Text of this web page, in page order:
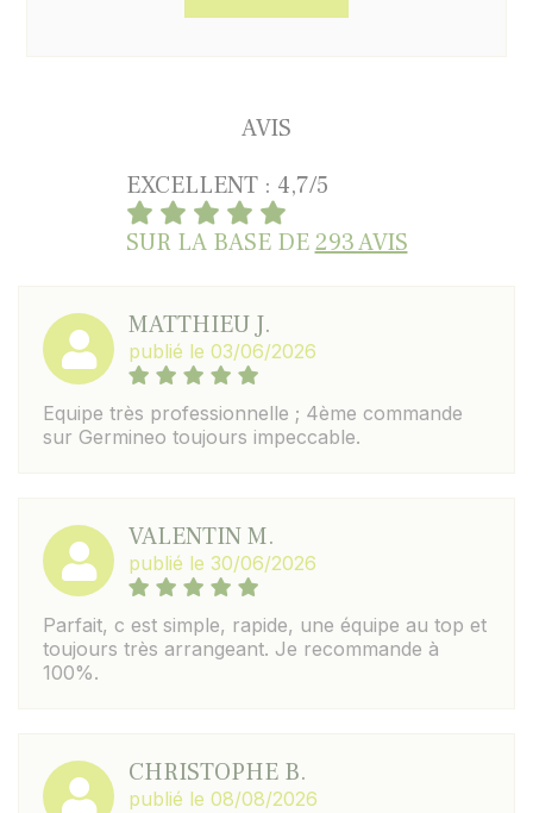
AVIS
EXCELLENT : 4,7/5
SUR LA BASE DE293 AVIS
MATTHIEU J.
publié le 03/06/2026
Equipe très professionnelle ; 4ème commande
sur Germineo toujours impeccable.
VALENTIN M.
publié le 30/06/2026
Parfait, c est simple, rapide, une équipe au top et
toujours très arrangeant. Je recommande à
100%.
CHRISTOPHE B.
publié le 08/08/2026